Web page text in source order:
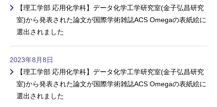
【理工学部 応用化学科】データ化学工学研究室(金子弘昌研究
室)から発表された論文が国際学術雑誌ACS Omegaの表紙絵に
選出されました
2023年8月8日
【理工学部 応用化学科】データ化学工学研究室(金子弘昌研究
室)から発表された論文が国際学術雑誌ACS Omegaの表紙絵に
選出されました